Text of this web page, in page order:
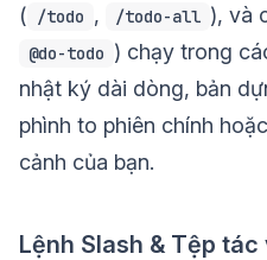
( /todo , /todo-all ), và
@do-todo ) chạy trong
nhật ký dài dòng, bản
phình to phiên chính
cảnh của bạn.
Lệnh Slash & Tệp tác